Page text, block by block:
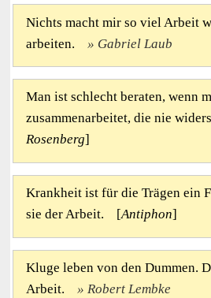
Nichts macht mir so viel Arbeit
arbeiten.
Gabriel Laub
Man ist schlecht beraten, wenn
zusammenarbeitet, die nie
Rosenberg]
Krankheit ist für die Trägen ein
sie der Arbeit. [Antiphon]
Kluge leben von den Dummen.
Arbeit.
Robert Lembke